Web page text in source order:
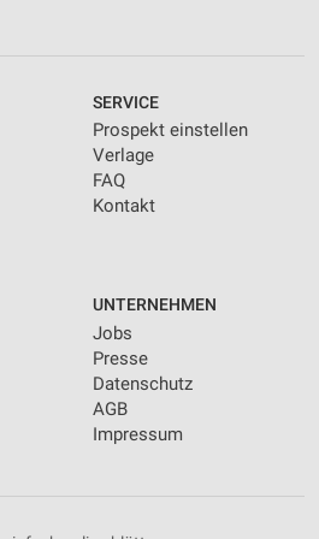
SERVICE
Prospekt einstellen
Verlage
FAQ
Kontakt
UNTERNEHMEN
Jobs
Presse
Datenschutz
AGB
Impressum